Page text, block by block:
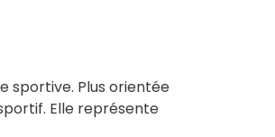
sportive. Plus orientée
Elle représente